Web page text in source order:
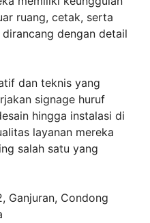
ruang, cetak, serta
dengan detail
dan teknis yang
signage huruf
hingga instalasi di
layanan mereka
salah satu yang
Ganjuran, Condong